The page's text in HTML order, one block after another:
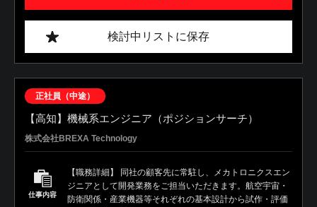
検討中リストに保存
正社員（中途）
【高知】機械系エンジニア（ポジションサーチ）
株式会社BREXA Technology
仕事内容
【職務詳細】 同社の顧客先に常駐し、メカトロニクスエン
ジニアとして開発業務をご担当いただきます。航空宇宙・
防衛関係・産業機器等それぞれの基本設計から試作・評価